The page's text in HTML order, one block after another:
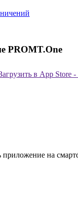
PROMT.One
приложение на